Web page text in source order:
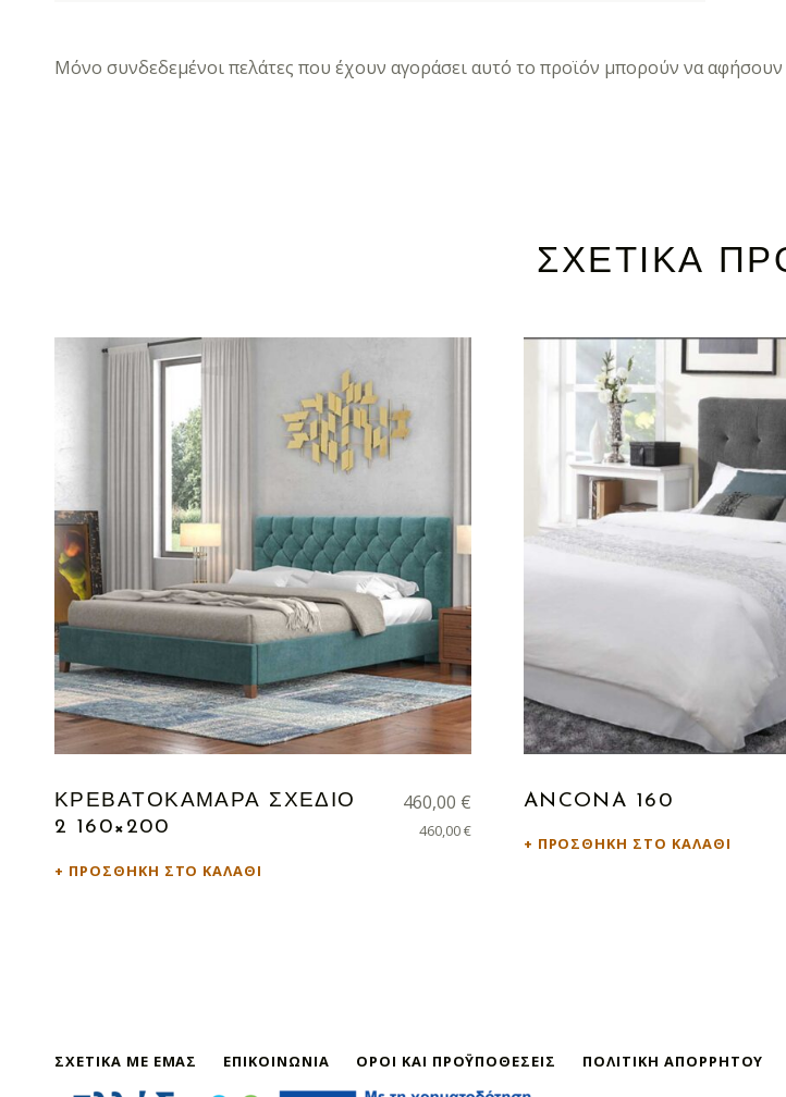
Μόνο συνδεδεμένοι πελάτες που έχουν αγοράσει αυτό το προϊόν μπορούν να αφήσουν
ΣΧΕΤΙΚΆ
ΚΡΕΒΑΤΟΚΑΜΑΡΑ ΣΧΕΔΙΟ
2 160×200
460,00 €
460,00€
ΠΡΟΣΘΉΚΗ ΣΤΟ ΚΑΛΆΘΙ
ANCONA 160
ΠΡΟΣΘΉΚΗ ΣΤΟ ΚΑΛΆΘΙ
ΣΧΕΤΙΚΆ ΜΕ ΕΜΆΣ ΕΠΙΚΟΙΝΩΝΊΑ ΌΡΟΙ ΚΑΙ ΠΡΟΫΠΟΘΈΣΕΙΣ ΠΟΛΙΤΙΚΉ ΑΠΟΡΡΉΤΟΥ